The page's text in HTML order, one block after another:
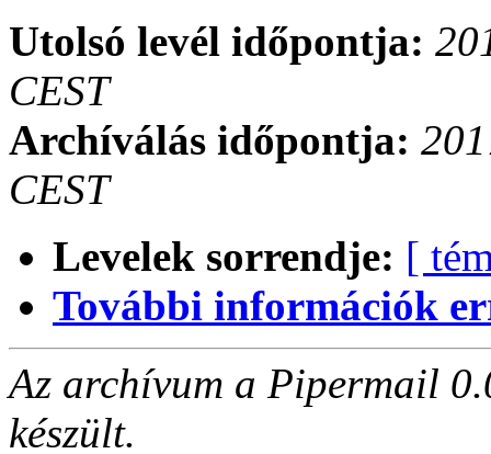
Utolsó levél időpontja:
CEST
Archíválás időpontja:
CEST
Levelek sorrendje: [
További információk
Az archívum a Pipermail
készült.